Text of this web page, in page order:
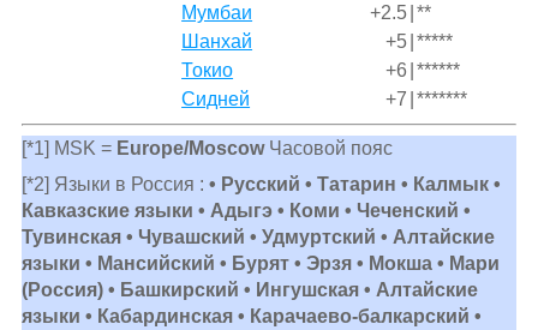
Мумбаи
+2.5 **
Шанхай
+5 *****
Токио
+6 ******
Сидней
+7 *******
[*1] MSK = Europe/MoscowЧасовой пояс
[*2] Языки в Россия : • Русский • Татарин • Калмык •
Кавказские языки • Адыгэ • Коми • Чеченский •
Тувинская • Чувашский • Удмуртский • Алтайские
языки • Мансийский • Бурят • Эрзя • Мокша • Мари
(Россия) • Башкирский • Ингушская • Алтайские
языки • Кабардинская • Карачаево-балкарский •